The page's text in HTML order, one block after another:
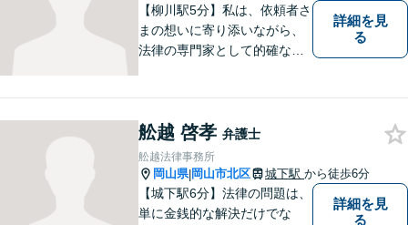
【柳川駅5分】私は、依頼者さ
まの想いに寄り添いながら、
法律の専門家として的確なア
ご事情を丁寧に伺いながら最
善の解決策を模索します。
【完全個室】【駐車場完備】
詳細を見
る
舩越 啓孝 弁護士
舩越法律事務所
岡山県|岡山市北区 城下駅 から徒歩6分
【城下駅6分】法律の問題は、
単に金銭的な解決だけでな
詳細を見
る